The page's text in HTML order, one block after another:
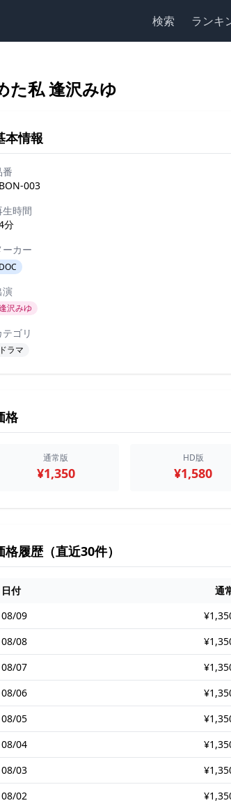
検索 ランキ
た私 逢沢みゆ
本情報
番
003
生時間
分
ーカー
DOC
演
沢みゆ
テゴリ
ドラマ
格
通常版
¥1,350
HD版
¥1,580
格履歴（直近30件）
日付 通
08/09
08/08
08/07
08/06
08/05
08/04
08/03
08/02